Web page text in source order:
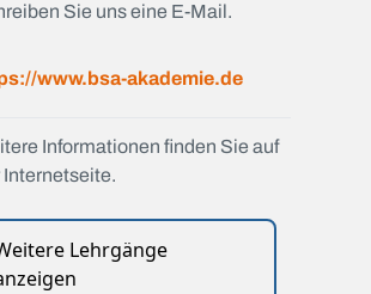
Sie uns eine E-Mail.
www.bsa-akademie.de
Informationen finden Sie auf
Internetseite.
Lehrgänge